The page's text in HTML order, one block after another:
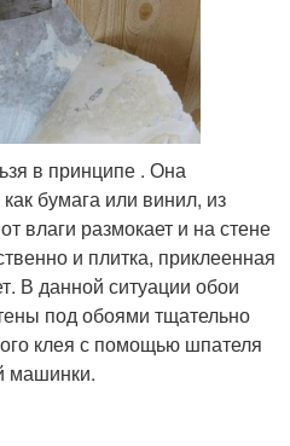
в принципе . Она
бумага или винил, из
влаги размокает и на стене
и плитка, приклеенная
В данной ситуации обои
под обоями тщательно
клея с помощью шпателя
машинки.